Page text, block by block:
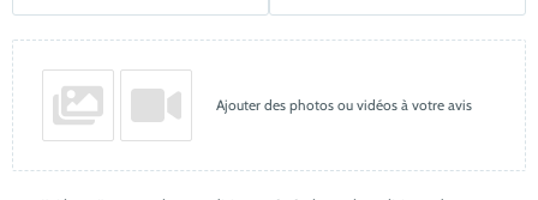
Ajouter des photos ou vidéos à votre avis